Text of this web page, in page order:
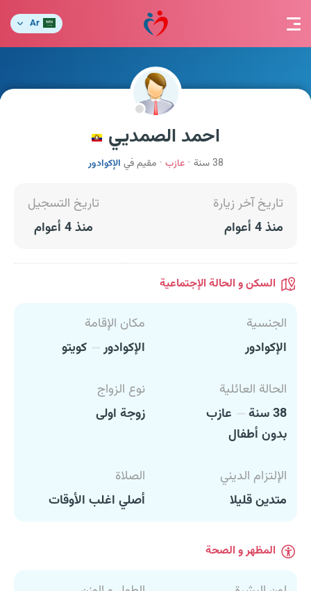
Ar
احمد الصمديي
38 سنة عازب مقيم في الإكوادور
تاريخ آخر زيارة
منذ 4 أعوام
تاريخ التسجيل
منذ 4 أعوام
السكن و الحالة الإجتماعية
الجنسية
الإكوادور
مكان الإقامة
الإكوادور
كويتو
الحالة العائلية
38 سنة
عازب
بدون أطفال
نوع الزواج
زوجة اولى
الإلتزام الديني
متدين قليلا
الصلاة
أصلي اغلب الأوقات
المظهر و الصحة